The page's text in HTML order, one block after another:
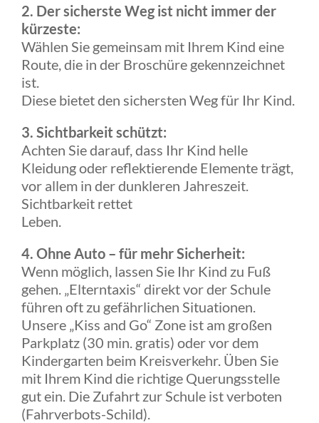
2. Der sicherste Weg ist nicht immer der
kürzeste:
Wählen Sie gemeinsam mit Ihrem Kind eine
Route, die in der Broschüre gekennzeichnet
ist.
Diese bietet den sichersten Weg für Ihr Kind.
3. Sichtbarkeit schützt:
Achten Sie darauf, dass Ihr Kind helle
Kleidung oder reflektierende Elemente trägt,
vor allem in der dunkleren Jahreszeit.
Sichtbarkeit rettet
Leben.
4. Ohne Auto – für mehr Sicherheit:
Wenn möglich, lassen Sie Ihr Kind zu Fuß
gehen. „Elterntaxis“ direkt vor der Schule
führen oft zu gefährlichen Situationen.
Unsere „Kiss and Go“ Zone ist am großen
Parkplatz (30 min. gratis) oder vor dem
Kindergarten beim Kreisverkehr. Üben Sie
mit Ihrem Kind die richtige Querungsstelle
gut ein. Die Zufahrt zur Schule ist verboten
(Fahrverbots-Schild).